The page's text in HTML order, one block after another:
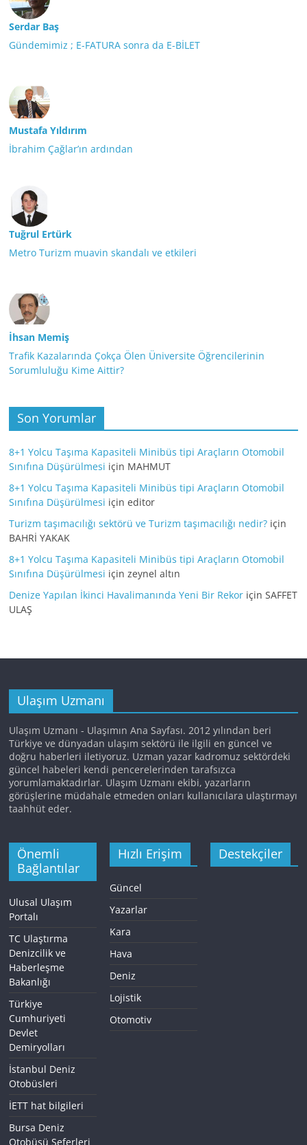
Serdar Baş
Gündemimiz ; E-FATURA sonra da E-BİLET
Mustafa Yıldırım
İbrahim Çağlar’ın ardından
Tuğrul Ertürk
Metro Turizm muavin skandalı ve etkileri
İhsan Memiş
Trafik Kazalarında Çokça Ölen Üniversite Öğrencilerinin
Sorumluluğu Kime Aittir?
Son Yorumlar
8+1 Yolcu Taşıma Kapasiteli Minibüs tipi Araçların Otomobil
Sınıfına Düşürülmesi için MAHMUT
8+1 Yolcu Taşıma Kapasiteli Minibüs tipi Araçların Otomobil
Sınıfına Düşürülmesi içineditor
Turizm taşımacılığı sektörü ve Turizm taşımacılığı nedir? için
BAHRİ YAKAK
8+1 Yolcu Taşıma Kapasiteli Minibüs tipi Araçların Otomobil
Sınıfına Düşürülmesi içinzeynel altın
Denize Yapılan İkinci Havalimanında Yeni Bir Rekor içinSAFFET
ULAŞ
Ulaşım Uzmanı
Ulaşım Uzmanı - Ulaşımın Ana Sayfası. 2012 yılından beri
Türkiye ve dünyadan ulaşım sektörü ile ilgili en güncel ve
doğru haberleri iletiyoruz. Uzman yazar kadromuz sektördeki
güncel habeleri kendi pencerelerinden tarafsızca
yorumlamaktadırlar. Ulaşım Uzmanı ekibi, yazarların
görüşlerine müdahale etmeden onları kullanıcılara ulaştırmayı
taahhüt eder.
Önemli
Bağlantılar
Ulusal Ulaşım
Portalı
TC Ulaştırma
Denizcilik ve
Haberleşme
Bakanlığı
Türkiye
Cumhuriyeti
Devlet
Demiryolları
İstanbul Deniz
Otobüsleri
İETT hat bilgileri
Bursa Deniz
Otobüsü Seferleri
Hızlı Erişim
Güncel
Yazarlar
Kara
Hava
Deniz
Lojistik
Otomotiv
Destekçiler